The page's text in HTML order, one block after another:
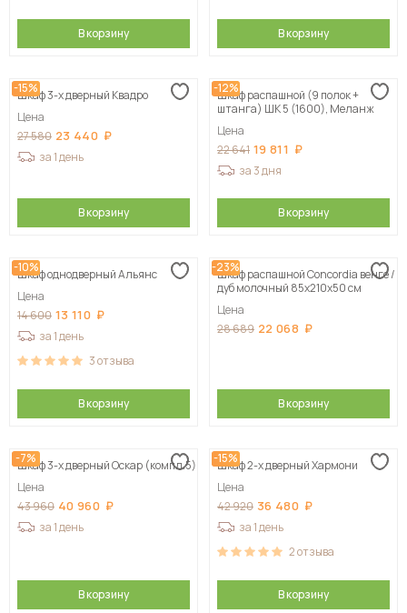
В корзину В корзину
-15%
Шкаф 3-х дверный Квадро
Цена
27 580 23 440
за 1 день
В корзину
-12%
Шкаф распашной (9 полок +
штанга) ШК 5 (1600), Меланж
Цена
22 641 19 811
за 3 дня
В корзину
-10%
Шкаф однодверный Альянс
Цена
14 600 13 110
за 1 день
3отзыва
В корзину
-23%
Шкаф распашной Concordia венге /
дуб молочный 85х210х50 см
Цена
28 689 22 068
В корзину
-7%
Шкаф 3-х дверный Оскар (компл.5)
Цена
43 960 40 960
за 1 день
В корзину
-15%
Шкаф 2-х дверный Хармони
Цена
42 920 36 480
за 1 день
2отзыва
В корзину